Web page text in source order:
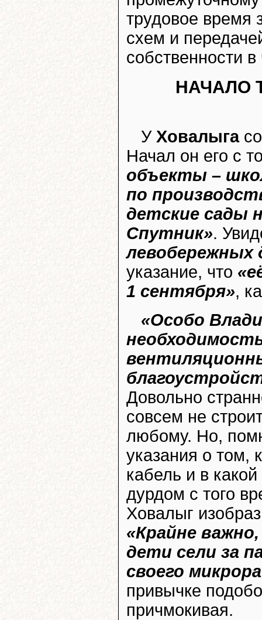
трудовое время
схем и
собственности
НАЧАЛО
У Ховалыга
Начал он его с
объекты –
по
детские сады
Спутник».
левобережных
указание, что
1 сентября»,
«Особо
Довольно
совсем не
любому. Но,
указания о том,
кабель и в
дурдом с того
Ховалыг
«Крайне
дети сели за
своего
привычке
причмокивая.